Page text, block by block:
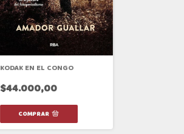
KODAK EN EL CONGO
$44.000,00